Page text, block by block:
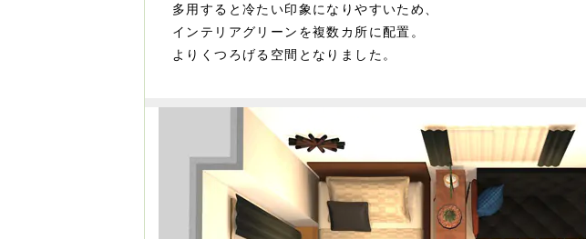
多用すると冷たい印象になりやすいため、
インテリアグリーンを複数カ所に配置。
よりくつろげる空間となりました。